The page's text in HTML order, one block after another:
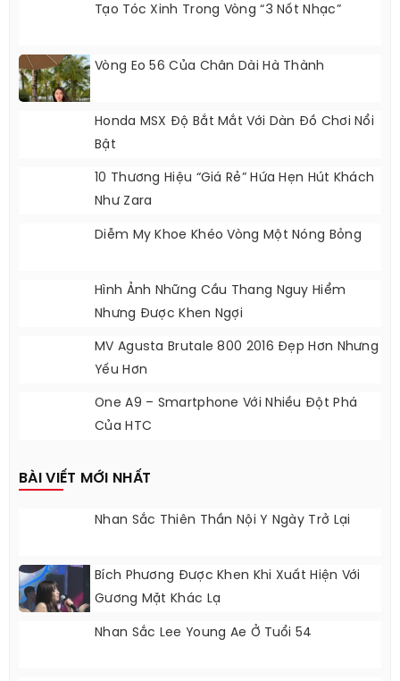
Tạo Tóc Xinh Trong Vòng “3 Nốt Nhạc”
Vòng Eo 56 Của Chân Dài Hà Thành
Honda MSX Độ Bắt Mắt Với Dàn Đồ Chơi Nổi
Bật
10 Thương Hiệu “giá Rẻ” Hứa Hẹn Hút Khách
Như Zara
Diễm My Khoe Khéo Vòng Một Nóng Bỏng
Hình Ảnh Những Cầu Thang Nguy Hiểm
Nhưng Được Khen Ngợi
MV Agusta Brutale 800 2016 Đẹp Hơn Nhưng
Yếu Hơn
One A9 – Smartphone Với Nhiều Đột Phá
Của HTC
BÀI VIẾT MỚI NHẤT
Nhan Sắc Thiên Thần Nội Y Ngày Trở Lại
Bích Phương Được Khen Khi Xuất Hiện Với
Gương Mặt Khác Lạ
Nhan Sắc Lee Young Ae Ở Tuổi 54